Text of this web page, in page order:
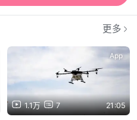
更多
1.1万 7 21:05
App